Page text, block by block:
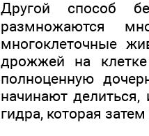
Другой способ
размножаются
многоклеточные
дрожжей на
полноценную
начинают делиться,
гидра, которая